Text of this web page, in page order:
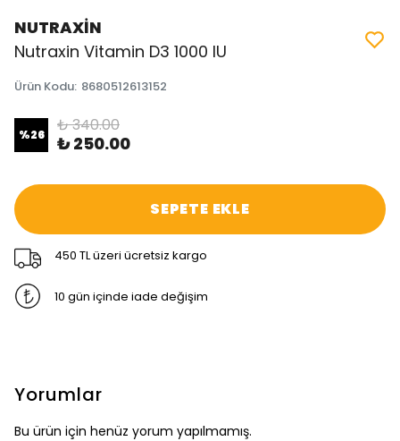
NUTRAXİN
Nutraxin Vitamin D3 1000 IU
Ürün Kodu: 8680512613152
%26 ₺ 340.00
₺ 250.00
SEPETE EKLE
450 TL üzeri ücretsiz kargo
10 gün içinde iade değişim
Yorumlar
Bu ürün için henüz yorum yapılmamış.